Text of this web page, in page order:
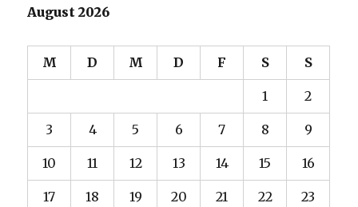
August 2026
M D M D F S S
1 2
3 4 5 6 7 8 9
10 11 12 13 14 15 16
17 18 19 20 21 22 23